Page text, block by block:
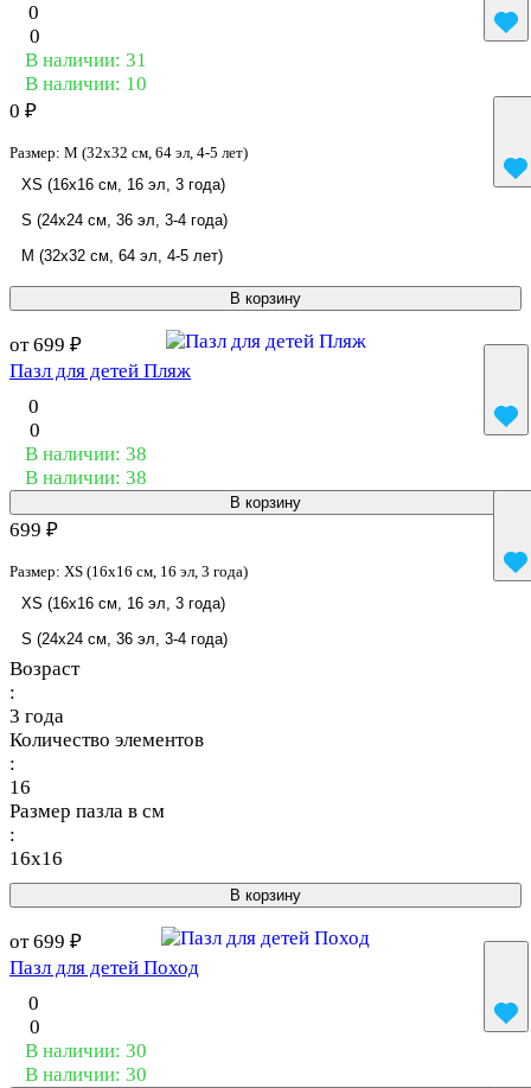
0
0
В наличии: 31
В корзину
В наличии: 10
0 ₽
Размер: M (32x32 см, 64 эл, 4-5 лет)
XS (16x16 см, 16 эл, 3 года)
S (24x24 см, 36 эл, 3-4 года)
M (32x32 см, 64 эл, 4-5 лет)
от 699 ₽
Пазл для детей Пляж
0
0
В наличии: 38
В корзину
В наличии: 38
В корзину
699 ₽
Размер: XS (16x16 см, 16 эл, 3 года)
XS (16x16 см, 16 эл, 3 года)
S (24x24 см, 36 эл, 3-4 года)
Возраст
:
3 года
Количество элементов
:
16
Размер пазла в см
:
16x16
от 699 ₽
Пазл для детей Поход
0
0
В наличии: 30
В наличии: 30